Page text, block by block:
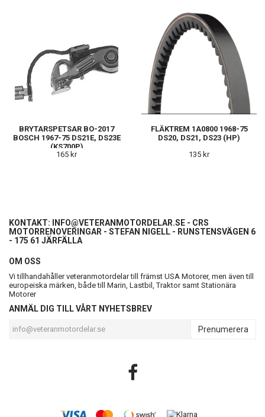
BRYTARSPETSAR BO-2017
BOSCH 1967-75 DS21E, DS23E
(KS700P)
165 kr
FLÄKTREM 1A0800 1968-75
DS20, DS21, DS23 (HP)
135 kr
KONTAKT: INFO@VETERANMOTORDELAR.SE - CRS
MOTORRENOVERINGAR - STEFAN NIGELL - RUNSTENSVÄGEN 6
- 175 61 JÄRFÄLLA
OM OSS
Vi tillhandahåller veteranmotordelar till främst USA Motorer, men även till
europeiska märken, både till Marin, Lastbil, Traktor samt Stationära
Motorer
ANMÄL DIG TILL VÅRT NYHETSBREV
Prenumerera